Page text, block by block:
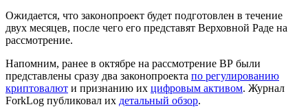
Ожидается, что законопроект будет подготовлен в течение
двух месяцев, после чего его представят Верховной Раде на
рассмотрение.
Напомним, ранее в октябре на рассмотрение ВР были
представлены сразу два законопроекта по регулированию
криптовалют и признанию их цифровым активом. Журнал
ForkLog публиковал их детальный обзор.